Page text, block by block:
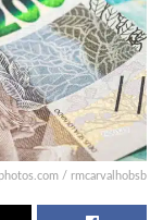
/ rmcarvalhobsb